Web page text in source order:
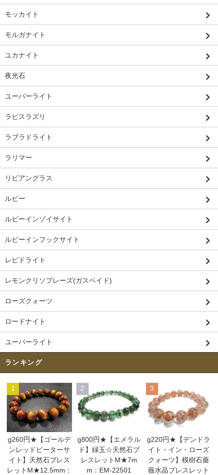
モッカイト
モルガナイト
ユカナイト
夜光石
ユーパーライト
ラピスラズリ
ラブラドライト
ラリマー
リビアングラス
ルビー
ルビーインゾイサイト
ルビーインフックサイト
レピドライト
レモンクリソプレーズ(ガスペイド)
ローズクォーツ
ロードナイト
ユーパーライト
ランキング
1
g260円★【ゴールデ
ンレッドピーターサ
イト】天然石ブレス
レットM★12.5mm：
2
g800円★【エメラル
ド】緑玉☆天然石ブ
レスレットM★7m
m：EM-22501
3
g220円★【デンドラ
イト・イン・ローズ
クォーツ】模樹石薔
薇水晶ブレスレット